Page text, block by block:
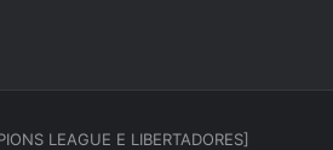
LEAGUE E LIBERTADORES]